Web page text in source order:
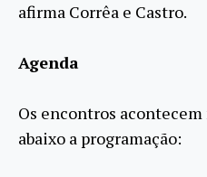
afirma Corrêa e Castro.
Agenda
Os encontros
abaixo a programação: